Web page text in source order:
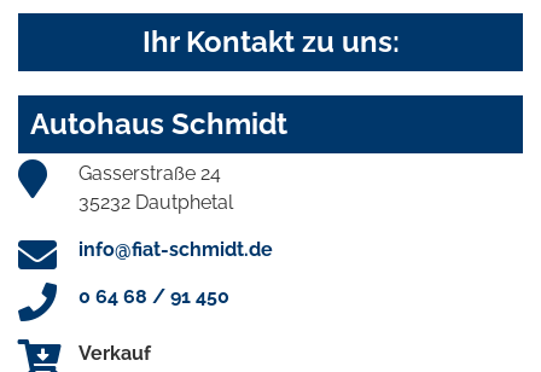
Ihr Kontakt zu uns:
Autohaus Schmidt
Gasserstraße 24
35232 Dautphetal
info@fiat-schmidt.de
0 64 68 / 91 450
Verkauf